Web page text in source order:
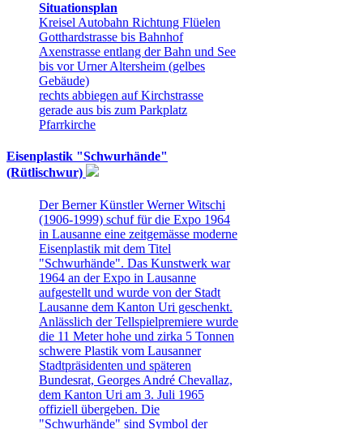
Situationsplan
Kreisel Autobahn Richtung Flüelen
Gotthardstrasse bis Bahnhof
Axenstrasse entlang der Bahn und See
bis vor Urner Altersheim (gelbes
Gebäude)
rechts abbiegen auf Kirchstrasse
gerade aus bis zum Parkplatz
Pfarrkirche
Eisenplastik "Schwurhände"
(Rütlischwur)
Der Berner Künstler Werner Witschi
(1906-1999) schuf für die Expo 1964
in Lausanne eine zeitgemässe moderne
Eisenplastik mit dem Titel
"Schwurhände". Das Kunstwerk war
1964 an der Expo in Lausanne
aufgestellt und wurde von der Stadt
Lausanne dem Kanton Uri geschenkt.
Anlässlich der Tellspielpremiere wurde
die 11 Meter hohe und zirka 5 Tonnen
schwere Plastik vom Lausanner
Stadtpräsidenten und späteren
Bundesrat, Georges André Chevallaz,
dem Kanton Uri am 3. Juli 1965
offiziell übergeben. Die
"Schwurhände" sind Symbol der